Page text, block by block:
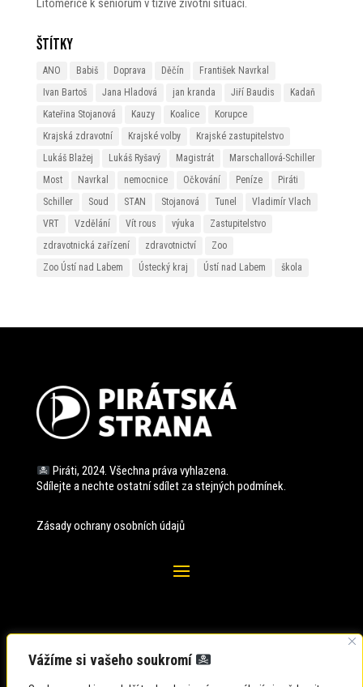
Vážíme si vašeho soukromí
Litoměřice k seniorům v tíživé životní situaci.
Štítky
ANO Babiš Doprava Děčín
František Navrkal
Ivan Bartoš
Jana Hladová jan kranda Jiří Baudis
Kadaň
Kateřina Stojanová
Kauzy Koalice
Korupce
Krajská zdravotní
Krajské volby
Krajské zastupitelstvo
Lukáš Blažej
Lukáš Ryšavý Magistrát
Marschallová-Schiller
Most
Navrkal nemocnice Očkování Peníze
Piráti
Schiller
Soud STAN Stojanová Tunel
Vladimír Vlach
VRT
Vzdělání Vít rous výuka
Zastupitelstvo
zdravotnická zařízení
zdravotnictví
Zoo
Zoo Ústí nad Labem
Ústecký kraj Ústí nad Labem škola
Piráti, 2024. Všechna práva vyhlazena.
Sdílejte a nechte ostatní sdílet za stejných podmínek.
Zásady ochrany osobních údajů